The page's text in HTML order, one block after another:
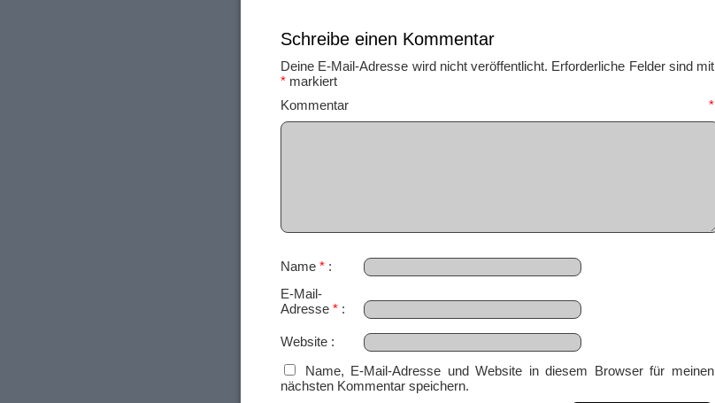
Schreibe einen Kommentar
Deine E-Mail-Adresse wird nicht veröffentlicht. Erforderliche Felder sind mit
* markiert
Kommentar *
Name *
E-Mail-
Adresse *
Website
Name, E-Mail-Adresse und Website in diesem Browser für meinen
nächsten Kommentar speichern.